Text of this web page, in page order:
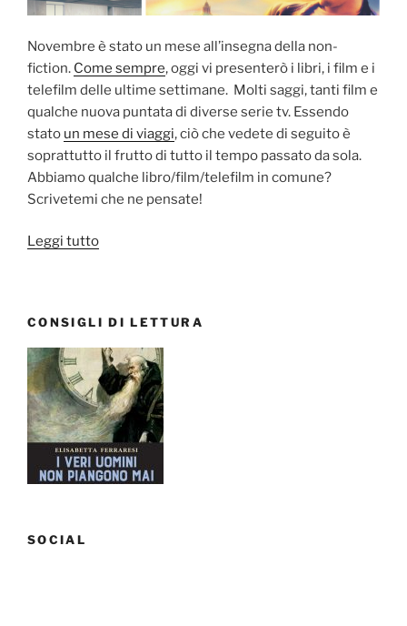
Novembre è stato un mese all’insegna della non-
fiction. Come sempre, oggi vi presenterò i libri, i film e i
telefilm delle ultime settimane. Molti saggi, tanti film e
qualche nuova puntata di diverse serie tv. Essendo
stato un mese di viaggi, ciò che vedete di seguito è
soprattutto il frutto di tutto il tempo passato da sola.
Abbiamo qualche libro/film/telefilm in comune?
Scrivetemi che ne pensate!
Leggi tutto“Libri,
2017”
CONSIGLI DI LETTURA
SOCIAL